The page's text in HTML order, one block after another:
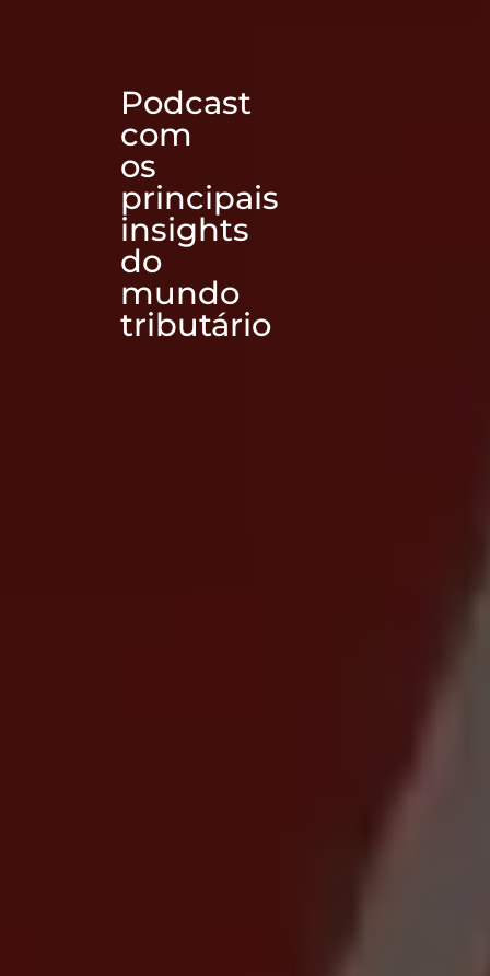
Podcast
com
os
principais
insights
do
mundo
tributário